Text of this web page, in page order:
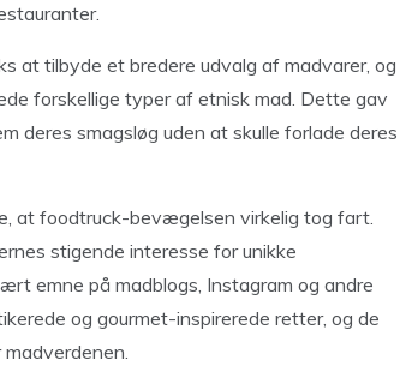
at tilbyde et bredere udvalg af madvarer, og
forskellige typer af etnisk mad. Dette gav
deres smagsløg uden at skulle forlade deres
at foodtruck-bevægelsen virkelig tog fart.
stigende interesse for unikke
emne på madblogs, Instagram og andre
og gourmet-inspirerede retter, og de